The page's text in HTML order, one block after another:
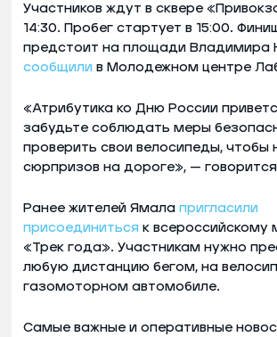
Участников ждут в сквере
14:30. Пробег стартует в 15:00.
предстоит на площади Владимира
сообщили в Молодежном центре
«Атрибутика ко Дню России
забудьте соблюдать меры
проверить свои велосипеды, чтобы
сюрпризов на дороге», — говорится
Ранее жителей Ямала пригласили
присоединиться к всероссийскому
«Трек года». Участникам нужно
любую дистанцию бегом, на
газомоторном автомобиле.
Самые важные и оперативные